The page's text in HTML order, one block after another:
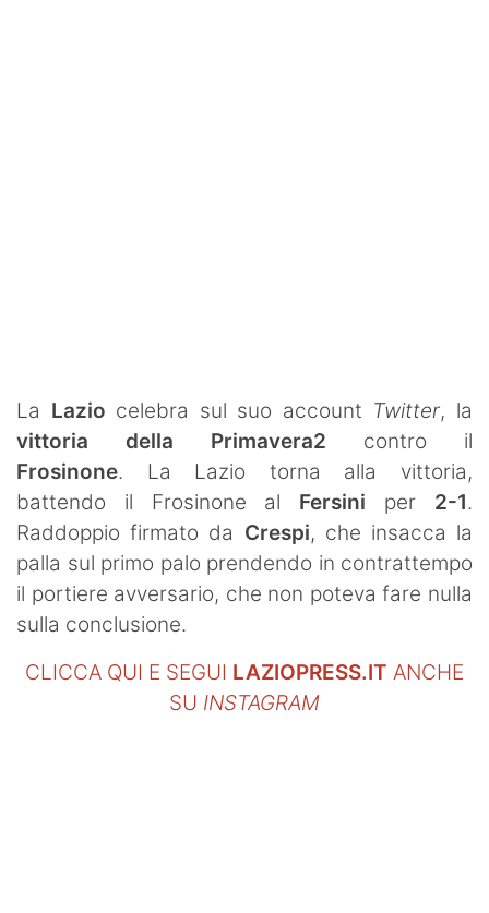
SHOP LAZIO
Contatti
La Lazio celebra sul suo account Twitter, la
vittoria della Primavera2 contro il
Frosinone. La Lazio torna alla vittoria,
battendo il Frosinone al Fersini per 2-1.
Raddoppio firmato da Crespi, che insacca la
palla sul primo palo prendendo in contrattempo
il portiere avversario, che non poteva fare nulla
sulla conclusione.
CLICCA QUI E SEGUI LAZIOPRESS.IT ANCHE
SU INSTAGRAM